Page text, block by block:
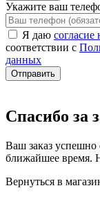
Укажите ваш
Я даю
соответствии с
данных
Отправить
Спасибо за
Ваш заказ
ближайшее время.
Вернуться в